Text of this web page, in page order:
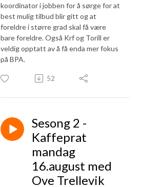
koordinator i jobben for å sørge for at
best mulig tilbud blir gitt og at
foreldre i større grad skal få være
bare foreldre. Også Krf og Torill er
veldig opptatt av å få enda mer fokus
på BPA.
52
Sesong 2 -
Kaffeprat
mandag
16.august med
Ove Trellevik